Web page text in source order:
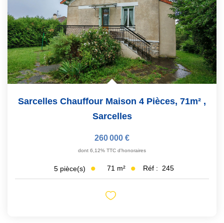
Sarcelles Chauffour Maison 4 Pièces, 71m² ,
Sarcelles
260 000 €
dont 6,12% TTC d'honoraires
5 pièce(s) 71 m² Réf : 245